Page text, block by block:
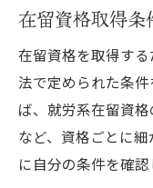
在留資格取得条
在留資格を取得す
法で定められた条
ば、就労系在留資
など、資格ごとに
に自分の条件を確